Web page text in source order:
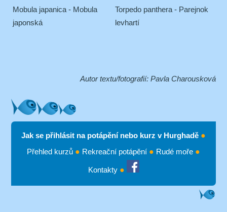
Mobula japanica - Mobula
japonská
Torpedo panthera - Parejnok
levhartí
Autor textu/fotografií: Pavla Charousková
Jak se přihlásit na potápění nebo kurz v Hurghadě ●
Přehled kurzů ● Rekreační potápění ● Rudé moře ●
Kontakty●